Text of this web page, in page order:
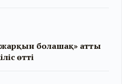
болашақ» атты
өтті